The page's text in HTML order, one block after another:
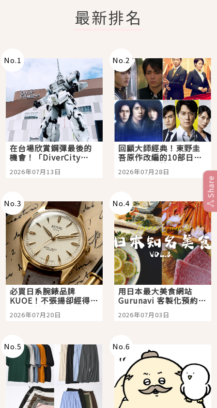
最新排名
No.1
在台場欣賞鋼彈最後的
機會！「DiverCity
Tokyo Plaza」搭船、
購物、美食及夜景，一
2026年07月13日
No.2
回顧大師經典！東野圭
吾原作改編的10部日本
影視作品推薦
2026年07月28日
No.3
必買日系腕錶品牌
KUOE！不張揚卻經得起
時間洗鍊的經典之作五
選
2026年07月20日
No.4
用日本最大美食網站
Gurunavi 客製化預約九
大都市餐廳，打造專屬
美食體驗！
2026年07月03日
No.5 No.6
Share